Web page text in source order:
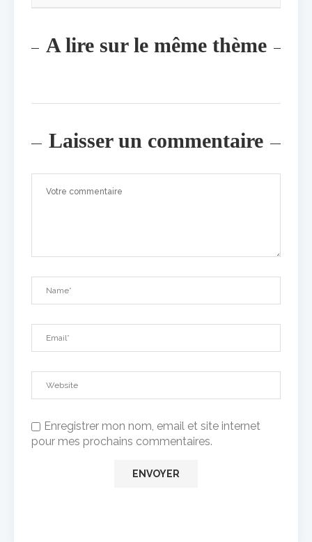
A lire sur le même thème
Laisser un commentaire
Enregistrer mon nom, email et site internet
pour mes prochains commentaires.